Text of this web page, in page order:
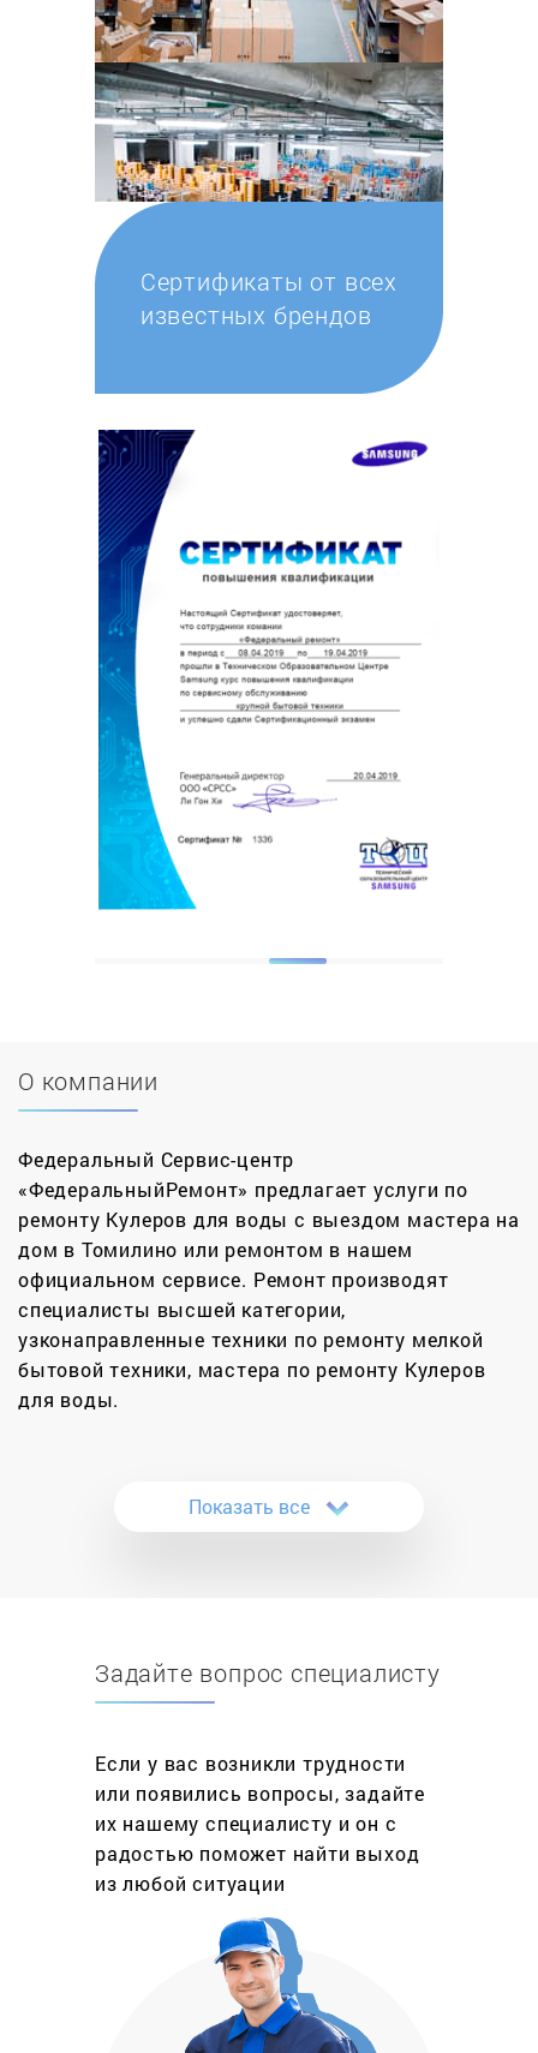
Сертификаты от всех
известных брендов
О компании
Федеральный Сервис-центр
«ФедеральныйРемонт» предлагает услуги по
ремонту Кулеров для воды с выездом мастера на
дом в Томилино или ремонтом в нашем
официальном сервисе. Ремонт производят
специалисты высшей категории,
узконаправленные техники по ремонту мелкой
бытовой техники, мастера по ремонту Кулеров
для воды.
помощником в современном офисе. Однако это
удобное устройство требует правильного
Это поможет Вам сохранять его в хорошем
состоянии очень долгое время. Что именно мы
Вы хотите сохранить воду хорошего качества -
без привкуса, то необходимо проводить очистку
и дезинфекцию мест, постоянно
соприкасающихся с водой. Также поможет
сохранять в хорошем состоянии кулер сервис
центр, в котором вам всегда объяснят, как
правильно пользоваться данным устройством.
Не стоит забывать и о санитарной обработке,
осуществлять которую надо после общей
очистки кулера для воды. Единственная часть
Показать все
Задайте вопрос специалисту
Если у вас возникли трудности
или появились вопросы, задайте
их нашему специалисту и он с
радостью поможет найти выход
из любой ситуации